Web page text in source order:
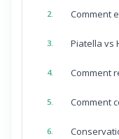
2. Comment
3. Piatella vs
4. Comment
5. Comment
6.